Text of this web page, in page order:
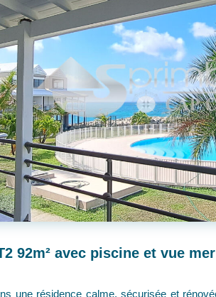
92m² avec piscine et vue mer